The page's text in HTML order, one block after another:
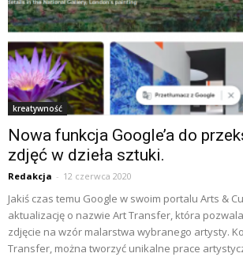
kreatywność
Nowa funkcja Google’a do
zdjęć w dzieła sztuki.
Redakcja - 12 czerwca 2020
Jakiś czas temu Google w swoim portalu Arts &
aktualizację o nazwie Art Transfer, która
zdjęcie na wzór malarstwa wybranego artysty.
Transfer, można tworzyć unikalne prace